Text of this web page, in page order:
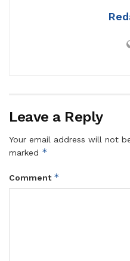
Leave a Reply
Your email address will not
marked *
Comment *